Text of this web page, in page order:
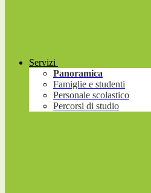
Servizi
Panoramica
Famiglie e studenti
Personale scolastico
Percorsi di studio